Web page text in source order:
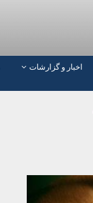
اخبار و گزارشات